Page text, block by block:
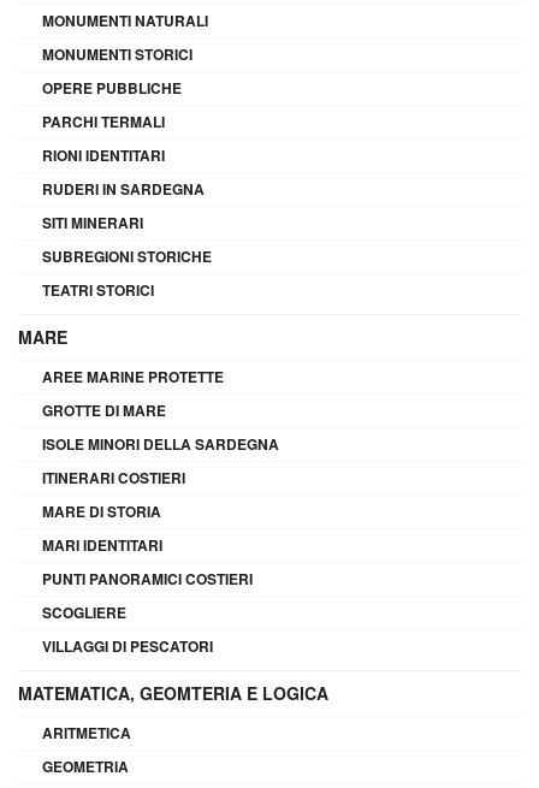
MONUMENTI NATURALI
MONUMENTI STORICI
OPERE PUBBLICHE
PARCHI TERMALI
RIONI IDENTITARI
RUDERI IN SARDEGNA
SITI MINERARI
SUBREGIONI STORICHE
TEATRI STORICI
MARE
AREE MARINE PROTETTE
GROTTE DI MARE
ISOLE MINORI DELLA SARDEGNA
ITINERARI COSTIERI
MARE DI STORIA
MARI IDENTITARI
PUNTI PANORAMICI COSTIERI
SCOGLIERE
VILLAGGI DI PESCATORI
MATEMATICA, GEOMTERIA E LOGICA
ARITMETICA
GEOMETRIA